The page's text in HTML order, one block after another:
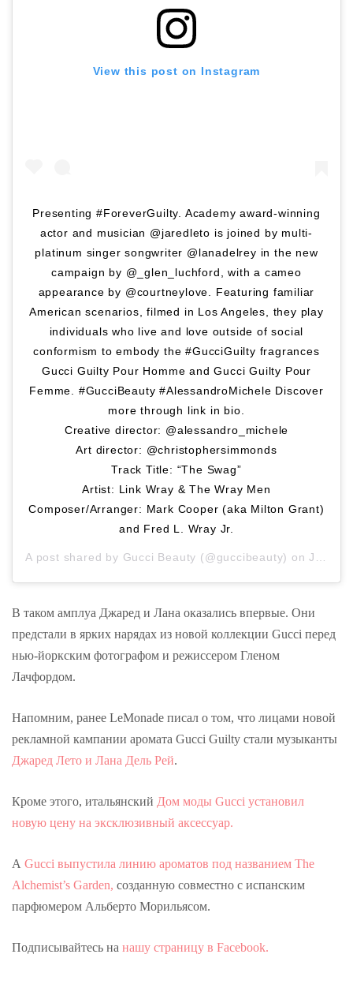
View this post on Instagram
Presenting #ForeverGuilty. Academy award-winning
actor and musician @jaredleto is joined by multi-
platinum singer songwriter @lanadelrey in the new
campaign by @_glen_luchford, with a cameo
appearance by @courtneylove. Featuring familiar
American scenarios, filmed in Los Angeles, they play
individuals who live and love outside of social
conformism to embody the #GucciGuilty fragrances
Gucci Guilty Pour Homme and Gucci Guilty Pour
Femme. #GucciBeauty #AlessandroMichele Discover
more through link in bio.
Creative director: @alessandro_michele
Art director: @christophersimmonds
Track Title: “The Swag”
Artist: Link Wray & The Wray Men
Composer/Arranger: Mark Cooper (aka Milton Grant)
and Fred L. Wray Jr.
A post shared by Gucci Beauty (@guccibeauty) onJan 14, 2019 at 4:56am PST
В таком амплуа Джаред и Лана оказались впервые. Они
предстали в ярких нарядах из новой коллекции Gucci перед
нью-йоркским фотографом и режиссером Гленом
Лачфордом.
Напомним, ранее LeMonade писал о том, что лицами новой
рекламной кампании аромата Gucci Guilty стали музыканты
Джаред Лето и Лана Дель Рей.
Кроме этого, итальянский Дом моды Gucci установил
новую цену на эксклюзивный аксессуар.
А Gucci выпустила линию ароматов под названием The
Alchemist’s Garden, созданную совместно с испанским
парфюмером Альберто Морильясом.
Подписывайтесь на нашу страницу в Facebook.